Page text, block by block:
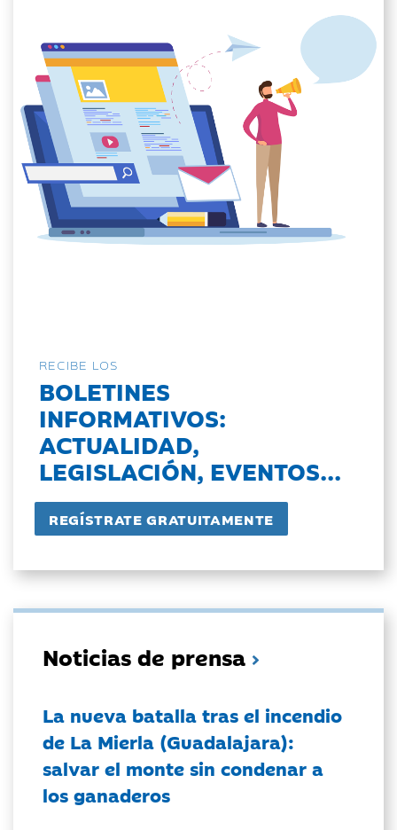
RECIBE LOS
BOLETINES
INFORMATIVOS:
ACTUALIDAD,
LEGISLACIÓN, EVENTOS...
Noticias de prensa
La nueva batalla tras el incendio
de La Mierla (Guadalajara):
salvar el monte sin condenar a
los ganaderos